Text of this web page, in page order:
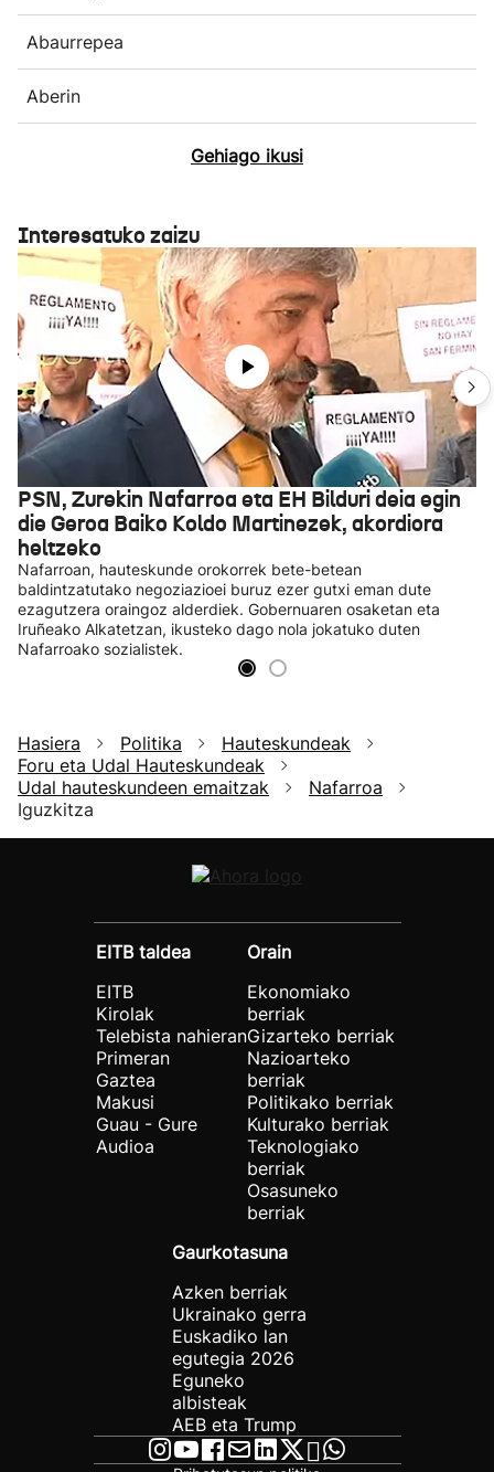
Abaurrepea
Aberin
Gehiago ikusi
Interesatuko zaizu
PSN, Zurekin Nafarroa eta EH Bilduri deia egin
die Geroa Baiko Koldo Martinezek, akordiora
heltzeko
Nafarroan, hauteskunde orokorrek bete-betean
baldintzatutako negoziazioei buruz ezer gutxi eman dute
ezagutzera oraingoz alderdiek. Gobernuaren osaketan eta
Iruñeako Alkatetzan, ikusteko dago nola jokatuko duten
Nafarroako sozialistek.
Hasiera Politika
Hauteskundeak
Foru eta Udal Hauteskundeak
Udal hauteskundeen emaitzak
Nafarroa
Iguzkitza
EITB taldea
EITB
Kirolak
Telebista nahieran
Primeran
Gaztea
Makusi
Guau - Gure
Audioa
Orain
Ekonomiako
berriak
Gizarteko berriak
Nazioarteko
berriak
Politikako berriak
Kulturako berriak
Teknologiako
berriak
Osasuneko
berriak
Gaurkotasuna
Azken berriak
Ukrainako gerra
Euskadiko lan
egutegia 2026
Eguneko
albisteak
AEB eta Trump